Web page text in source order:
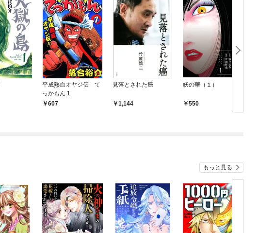
平成熱血オヤジ伝 て
っかもん 1
607
見落とされた癌
1,144
妖の華（１）
550
もっと見る